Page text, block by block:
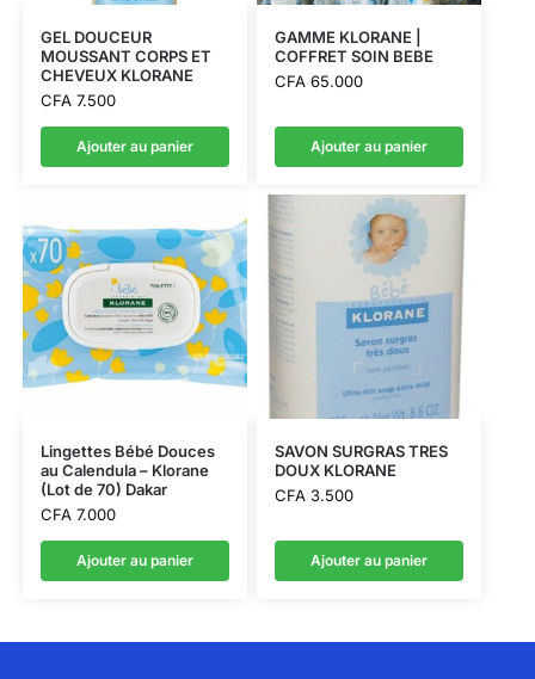
GEL DOUCEUR
MOUSSANT CORPS ET
CHEVEUX KLORANE
CFA7.500
Ajouter au panier
GAMME KLORANE |
COFFRET SOIN BEBE
CFA65.000
Ajouter au panier
Lingettes Bébé Douces
au Calendula – Klorane
(Lot de 70) Dakar
CFA7.000
Ajouter au panier
SAVON SURGRAS TRES
DOUX KLORANE
CFA3.500
Ajouter au panier